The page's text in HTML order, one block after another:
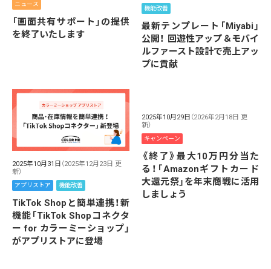
ニュース
「画面共有サポート」の提供
を終了いたします
機能改善
最新テンプレート「Miyabi」
公開！ 回遊性アップ＆モバイ
ルファースト設計で売上アッ
プに貢献
2025年10月31日 （2025年12月23日 更
新）
アプリストア 機能改善
TikTok Shopと簡単連携！新
機能「TikTok Shopコネクタ
ー for カラーミーショップ」
がアプリストアに登場
2025年10月29日 （2026年2月18日 更
新）
キャンペーン
《終了》最大10万円分当た
る！「Amazonギフトカード
大還元祭」を年末商戦に活用
しましょう